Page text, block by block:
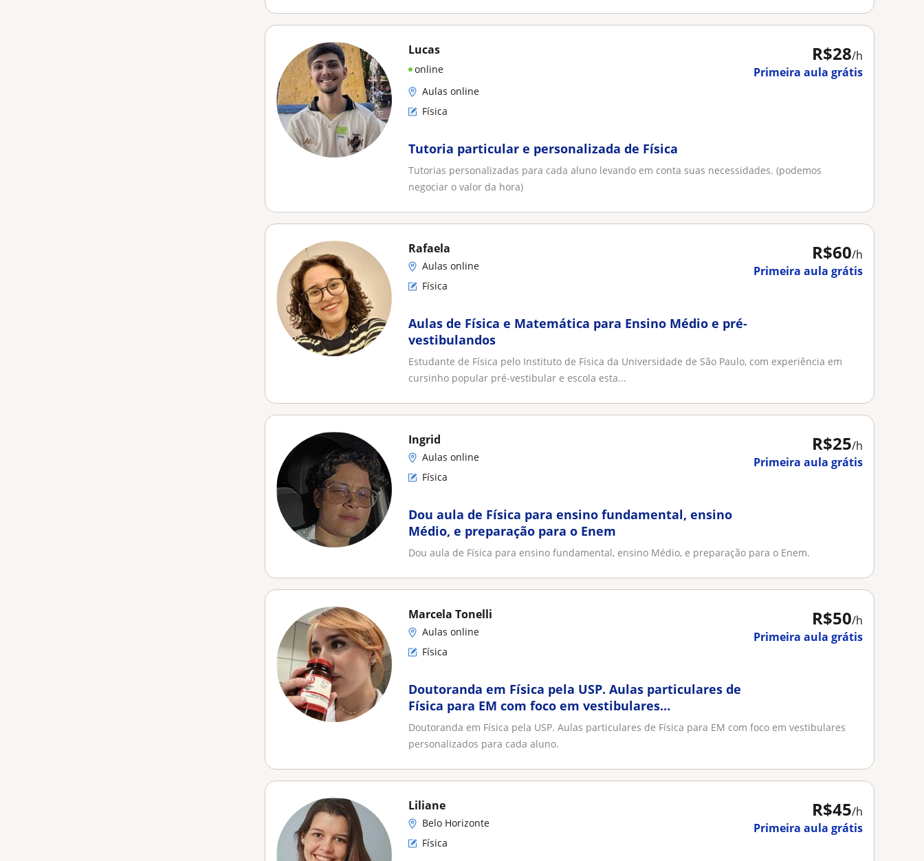
R$28/h
Primeira aula grátis
Lucas
online
Aulas online
Física
Tutoria particular e personalizada de Física
Tutorias personalizadas para cada aluno levando em conta suas necessidades. (podemos
negociar o valor da hora)
R$60/h
Primeira aula grátis
Rafaela
Aulas online
Física
Aulas de Física e Matemática para Ensino Médio e pré-
vestibulandos
Estudante de Física pelo Instituto de Física da Universidade de São Paulo, com experiência em
cursinho popular pré-vestibular e escola esta...
R$25/h
Primeira aula grátis
Ingrid
Aulas online
Física
Dou aula de Física para ensino fundamental, ensino
Médio, e preparação para o Enem
Dou aula de Física para ensino fundamental, ensino Médio, e preparação para o Enem.
R$50/h
Primeira aula grátis
Marcela Tonelli
Aulas online
Física
Doutoranda em Física pela USP. Aulas particulares de
Física para EM com foco em vestibulares
personalizados para cada aluno
Doutoranda em Física pela USP. Aulas particulares de Física para EM com foco em vestibulares
personalizados para cada aluno.
R$45/h
Primeira aula grátis
Liliane
Belo Horizonte
Física